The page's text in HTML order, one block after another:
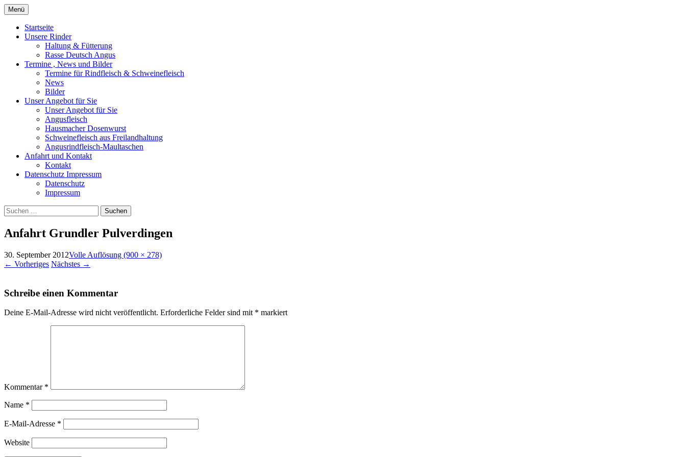
Zum
Inhalt
springen
Angusfleisch Grundler
Menü
Startseite
Unsere Rinder
Haltung & Fütterung
Rasse Deutsch Angus
Termine , News und Bilder
Termine für Rindfleisch & Schweinefleisch
News
Bilder
Unser Angebot für Sie
Unser Angebot für Sie
Angusfleisch
Hausmacher Dosenwurst
Schweinefleisch aus Freilandhaltung
Angusrindfleisch-Maultaschen
Anfahrt und Kontakt
Kontakt
Datenschutz Impressum
Datenschutz
Impressum
Suchen
nach:
Anfahrt Grundler Pulverdingen
30. September 2012Volle Auflösung (900 × 278)
← Vorheriges Nächstes →
Schreibe einen Kommentar
Deine E-Mail-Adresse wird nicht veröffentlicht. Erforderliche Felder sind mit * markiert
Kommentar *
Name *
E-Mail-Adresse *
Website